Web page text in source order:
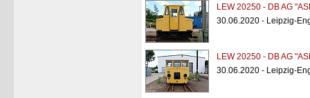
LEW 20250 - DB AG
30.06.2020 - Leipzig-
LEW 20250 - DB AG
30.06.2020 - Leipzig-